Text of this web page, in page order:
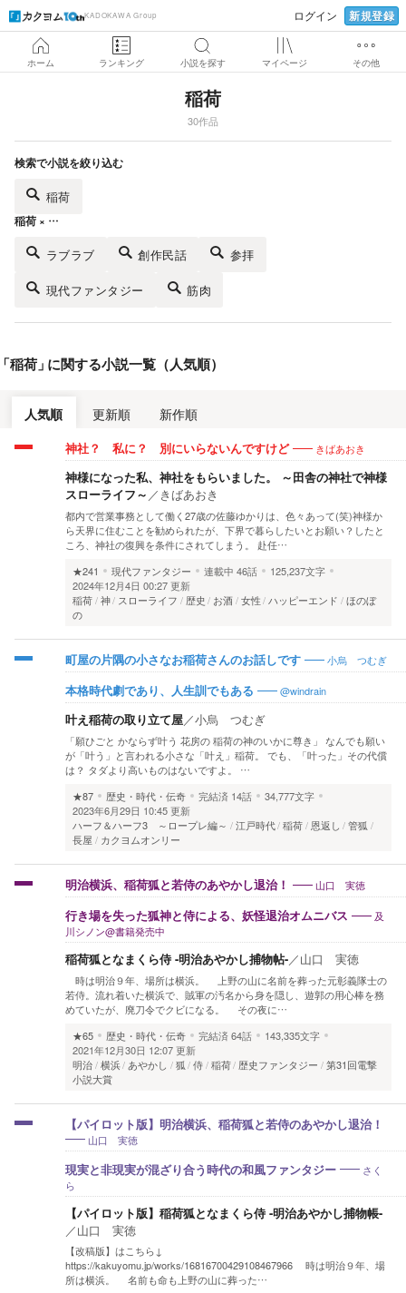
KADOKAWA Group ログイン 新規登録
ホーム ランキング 小説を探す マイページ その他
稲荷
30作品
検索で小説を絞り込む
稲荷
稲荷 × …
ラブラブ 創作民話 参拝
現代ファンタジー 筋肉
稲荷 」に関する小説一覧（人気順）
人気順 更新順 新作順
神社？ 私に？ 別にいらないんですけど きばあおき
神様になった私、神社をもらいました。 ～田舎の神社で神様
スローライフ～ ／ きばあおき
都内で営業事務として働く27歳の佐藤ゆかりは、色々あって(笑)神様か
ら天界に住むことを勧められたが、下界で暮らしたいとお願い？したと
ころ、神社の復興を条件にされてしまう。 赴任…
★241
現代ファンタジー 連載中 46話
125,237文字
2024年12月4日 00:27 更新
稲荷 神 スローライフ 歴史 お酒 女性 ハッピーエンド
ほのぼ
の
町屋の片隅の小さなお稲荷さんのお話しです 小烏 つむぎ
本格時代劇であり、人生訓でもある @windrain
叶え稲荷の取り立て屋／小烏 つむぎ
「願ひごと かならず叶う 花房の 稲荷の神のいかに尊き」 なんでも願い
が「叶う」と言われる小さな「叶え」稲荷。 でも、「叶った」その代償
は？ タダより高いものはないですよ。 …
★87
歴史・時代・伝奇 完結済 14話
34,777文字
2023年6月29日 10:45 更新
ハーフ＆ハーフ3 ～ロープレ編～
江戸時代 稲荷 恩返し
管狐
長屋
カクヨムオンリー
明治横浜、稲荷狐と若侍のあやかし退治！ 山口 実徳
行き場を失った狐神と侍による、妖怪退治オムニバス
及
川シノン@書籍発売中
稲荷狐となまくら侍 -明治あやかし捕物帖-／山口 実徳
時は明治９年、場所は横浜。 上野の山に名前を葬った元彰義隊士の
若侍。流れ着いた横浜で、賊軍の汚名から身を隠し、遊郭の用心棒を務
めていたが、廃刀令でクビになる。 その夜に…
★65
歴史・時代・伝奇 完結済64話
143,335文字
2021年12月30日 12:07 更新
明治 横浜 あやかし 狐 侍 稲荷 歴史ファンタジー
第31回電撃
小説大賞
【パイロット版】明治横浜、稲荷狐と若侍のあやかし退治！
山口 実徳
現実と非現実が混ざり合う時代の和風ファンタジー
さく
ら
【パイロット版】稲荷狐となまくら侍 -明治あやかし捕物帳-
／山口 実徳
【改稿版】はこちら↓
https://kakuyomu.jp/works/16816700429108467966 時は明治９年、場
所は横浜。 名前も命も上野の山に葬った…